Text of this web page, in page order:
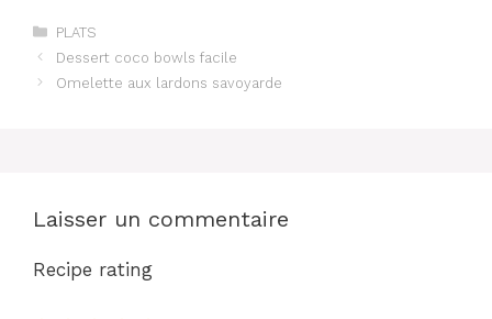
Catégories
PLATS
Dessert coco bowls facile
Omelette aux lardons savoyarde
Laisser un commentaire
Recipe rating